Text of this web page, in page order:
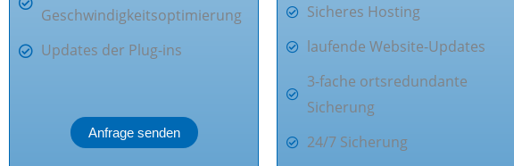
Geschwindigkeitsoptimierung
Updates der Plug-ins
Anfrage senden
Sicheres Hosting
laufende Website-Updates
3-fache ortsredundante
Sicherung
24/7 Sicherung